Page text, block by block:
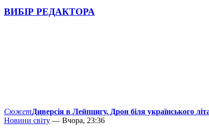
ВИБІР РЕДАКТОРА
СюжетДиверсія в Лейпцигу. Дрон біля українського
Новини світу — Вчора, 23:36